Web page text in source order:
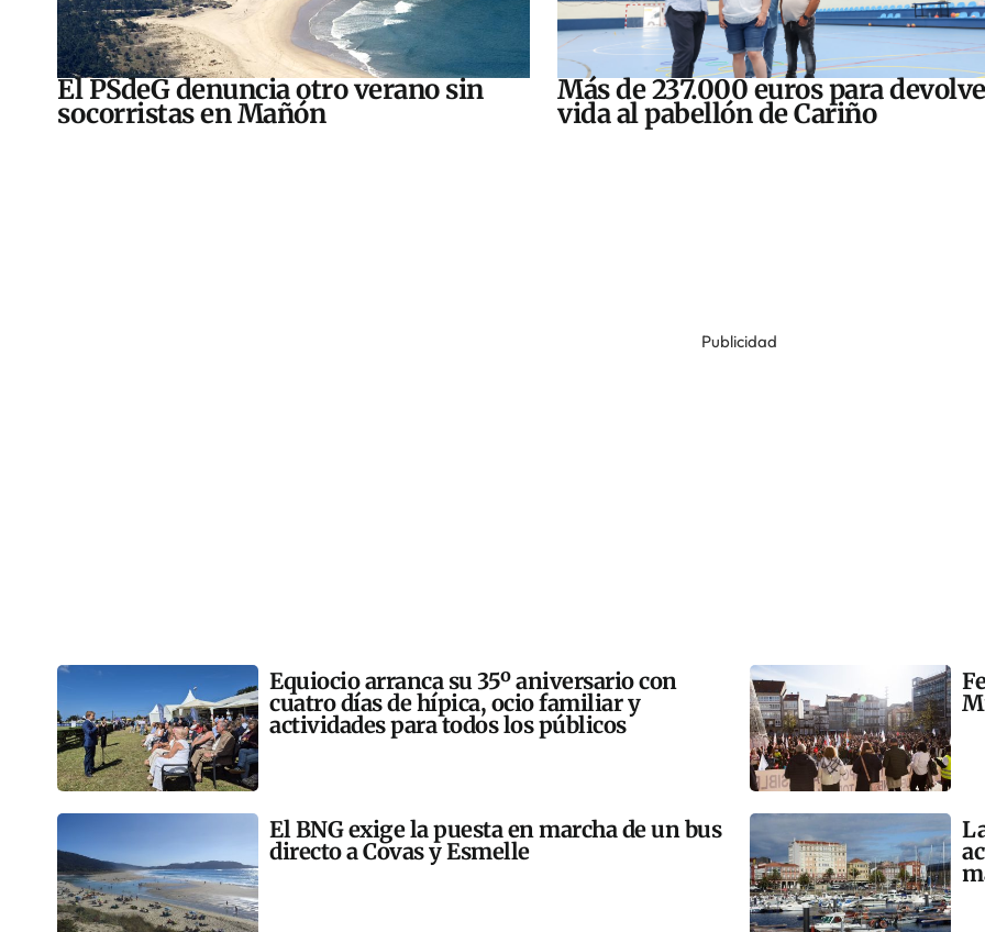
El PSdeG denuncia otro verano sin
socorristas en Mañón
Más de 237.000 euros para
vida al pabellón de Cariño
Publicidad
Equiocio arranca su 35º aniversario con
cuatro días de hípica, ocio familiar y
actividades para todos los públicos
El BNG exige la puesta en marcha de un bus
directo a Covas y Esmelle